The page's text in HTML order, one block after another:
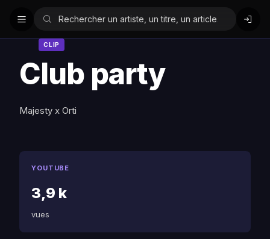
CLIP
Club party
Majesty x Orti
YOUTUBE
3,9 k
vues